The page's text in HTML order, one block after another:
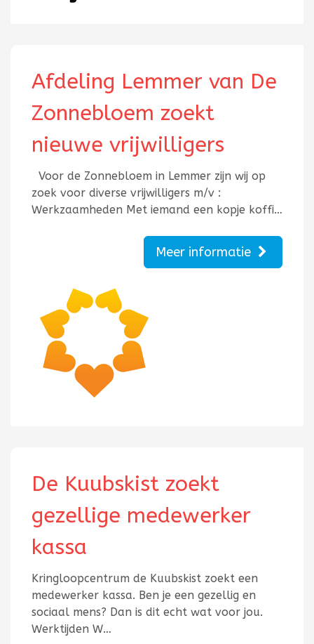
Afdeling Lemmer van De
Zonnebloem zoekt
nieuwe vrijwilligers
Voor de Zonnebloem in Lemmer zijn wij op
zoek voor diverse vrijwilligers m/v :
Werkzaamheden Met iemand een kopje koffi…
Meer informatie
De Kuubskist zoekt
gezellige medewerker
kassa
Kringloopcentrum de Kuubskist zoekt een
medewerker kassa. Ben je een gezellig en
sociaal mens? Dan is dit echt wat voor jou.
Werktijden W…